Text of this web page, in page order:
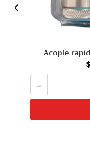
Acople
-